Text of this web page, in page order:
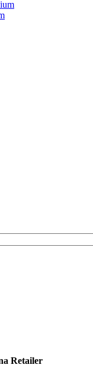
Retailer